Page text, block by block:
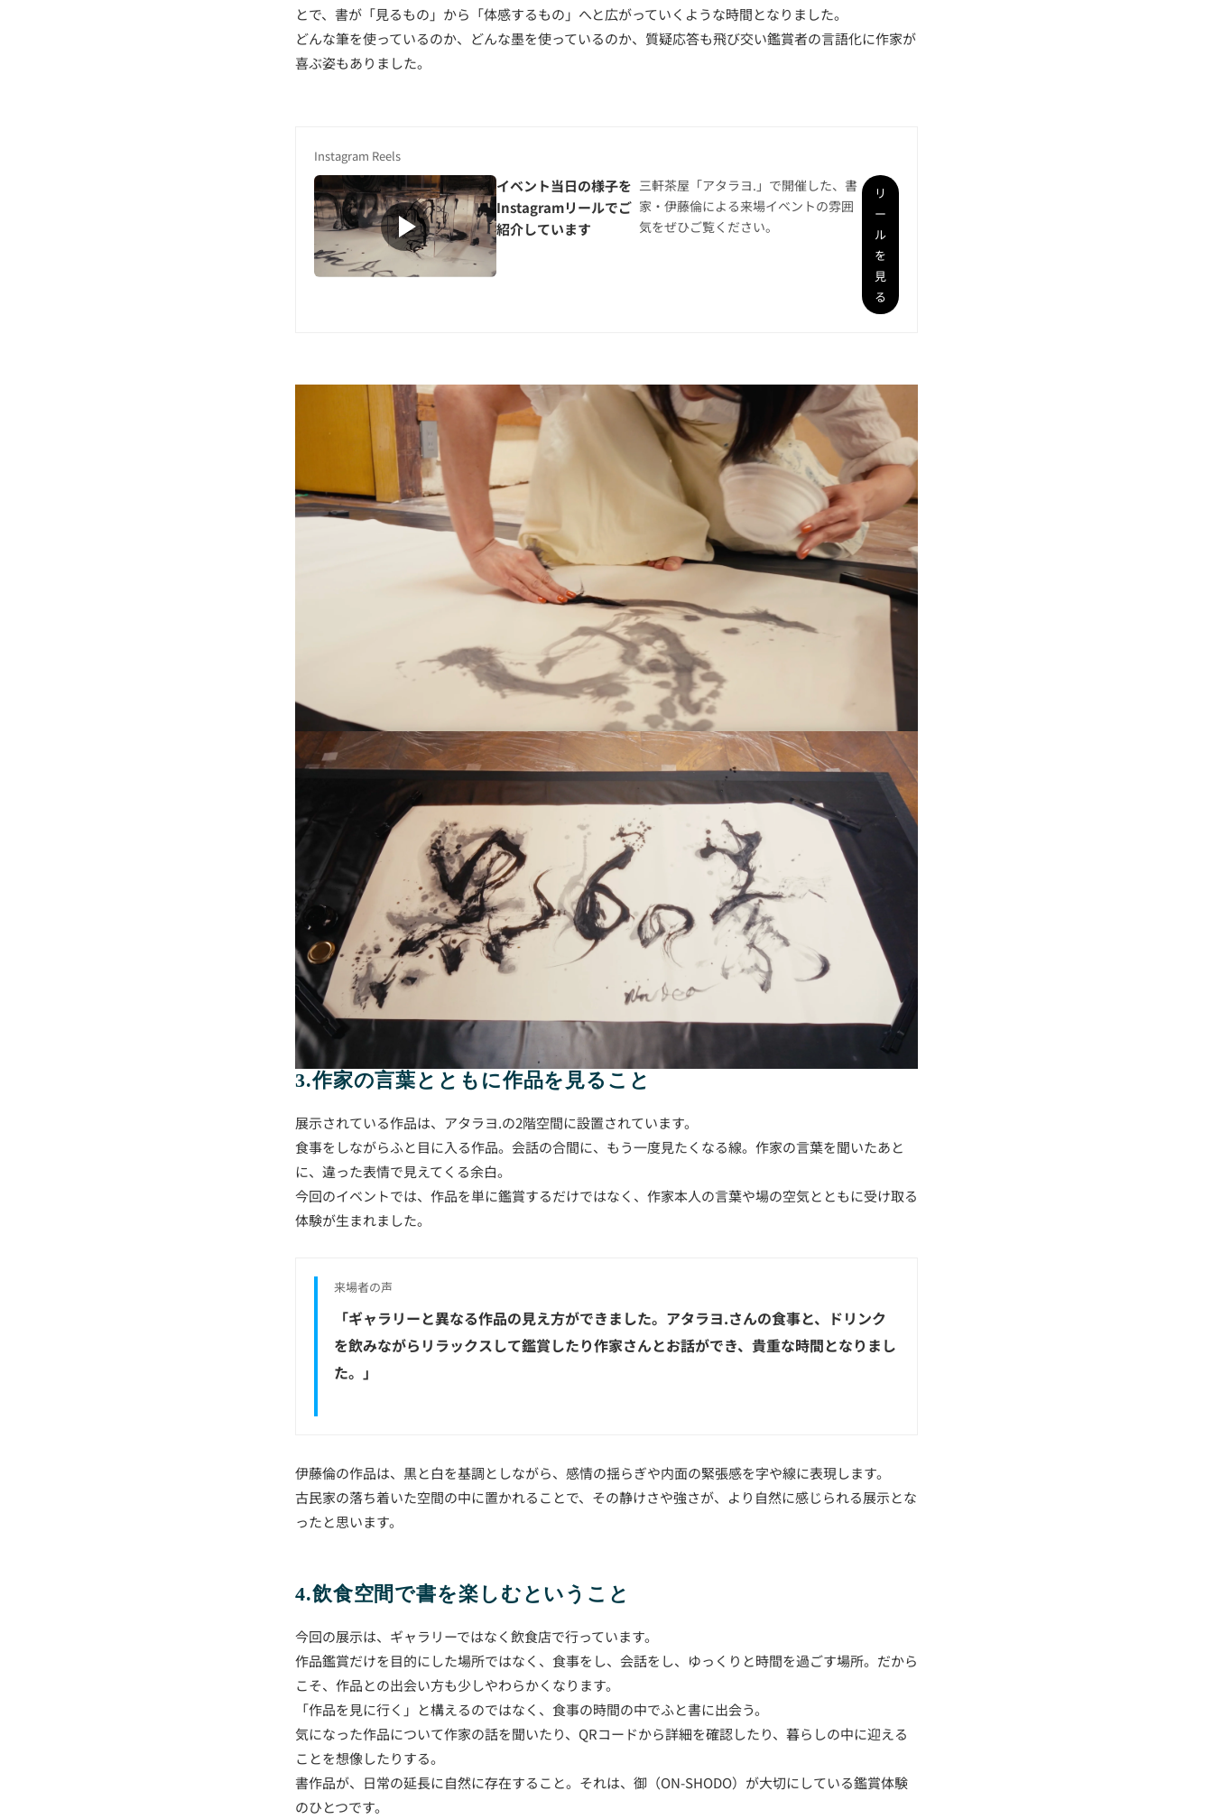
とで、書が「見るもの」から「体感するもの」へと広がっていくような時間となりました。
どんな筆を使っているのか、どんな墨を使っているのか、質疑応答も飛び交い鑑賞者の言語化に作家が
喜ぶ姿もありました。
Instagram Reels
イベント当日の様子を
Instagramリールでご
紹介しています
三軒茶屋「アタラヨ.」で開催した、書
家・伊藤倫による来場イベントの雰囲
気をぜひご覧ください。
リ
ー
ル
を
見
る
3.作家の言葉とともに作品を見ること
展示されている作品は、アタラヨ.の2階空間に設置されています。
食事をしながらふと目に入る作品。会話の合間に、もう一度見たくなる線。作家の言葉を聞いたあと
に、違った表情で見えてくる余白。
今回のイベントでは、作品を単に鑑賞するだけではなく、作家本人の言葉や場の空気とともに受け取る
体験が生まれました。
来場者の声
「ギャラリーと異なる作品の見え方ができました。アタラヨ.さんの食事と、ドリンク
を飲みながらリラックスして鑑賞したり作家さんとお話ができ、貴重な時間となりまし
た。 」
伊藤倫の作品は、黒と白を基調としながら、感情の揺らぎや内面の緊張感を字や線に表現します。
古民家の落ち着いた空間の中に置かれることで、その静けさや強さが、より自然に感じられる展示とな
ったと思います。
4.飲食空間で書を楽しむということ
今回の展示は、ギャラリーではなく飲食店で行っています。
作品鑑賞だけを目的にした場所ではなく、食事をし、会話をし、ゆっくりと時間を過ごす場所。だから
こそ、作品との出会い方も少しやわらかくなります。
「作品を見に行く」と構えるのではなく、食事の時間の中でふと書に出会う。
気になった作品について作家の話を聞いたり、QRコードから詳細を確認したり、暮らしの中に迎える
ことを想像したりする。
書作品が、日常の延長に自然に存在すること。それは、御（ON-SHODO）が大切にしている鑑賞体験
のひとつです。